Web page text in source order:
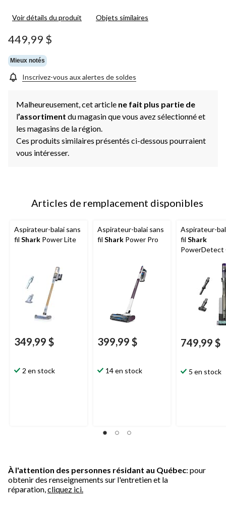
Voir détails du produit Objets similaires
449,99 $
Mieux notés
Inscrivez-vous aux alertes de soldes
Malheureusement, cet article ne fait plus partie de
l’assortiment du magasin que vous avez sélectionné et
les magasins de la région.
Ces produits similaires présentés ci-dessous pourraient
vous intéresser.
Articles de remplacement disponibles
Aspirateur-balai sans
fil Shark Power Lite
349,99 $
2 en stock
Aspirateur-balai sans
fil Shark Power Pro
399,99 $
14 en stock
Aspirateur-
fil Shark
PowerDetect
749,99 $
5 en stock
À l'attention des personnes résidant au Québec: pour
obtenir des renseignements sur l'entretien et la
réparation,cliquez ici.